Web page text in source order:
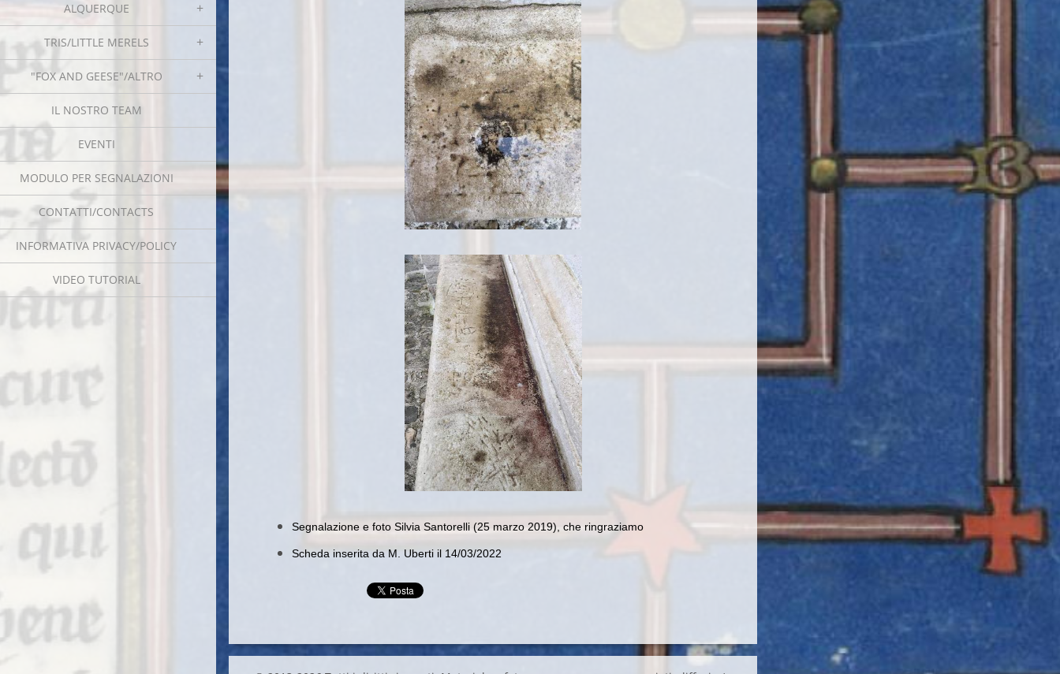
ALQUERQUE
TRIS/LITTLE MERELS
"FOX AND GEESE"/ALTRO
IL NOSTRO TEAM
EVENTI
MODULO PER SEGNALAZIONI
CONTATTI/CONTACTS
INFORMATIVA PRIVACY/POLICY
VIDEO TUTORIAL
Segnalazione e foto Silvia Santorelli (25 marzo 2019), che ringraziamo
Scheda inserita da M. Uberti il 14/03/2022